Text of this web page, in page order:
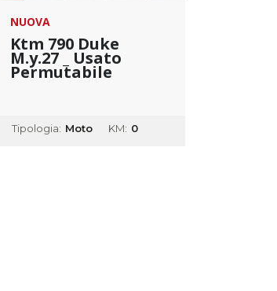
NUOVA
Ktm 790 Duke
M.y.27 _ Usato
Permutabile
Tipologia: Moto KM: 0